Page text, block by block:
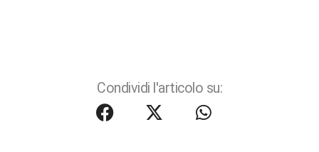
Condividi l'articolo su: